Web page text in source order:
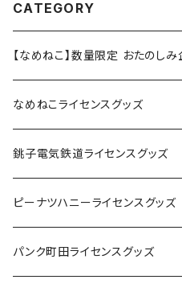
CATEGORY
【なめねこ】数量限定 おたのし
なめねこライセンスグッズ
Tシャツ
キャップ
ステッカー
銚子電気鉄道ライセンスグッズ
ステッカー
缶バッジ
ピーナツハニーライセンスグッズ
Tシャツ
パンク町田ライセンスグッズ